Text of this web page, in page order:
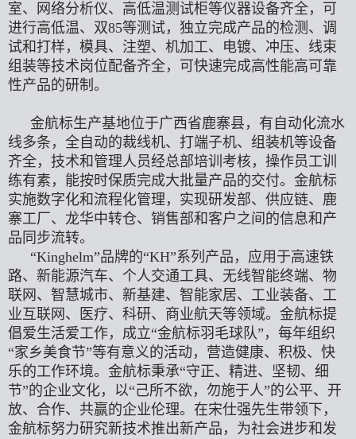
室、网络分析仪、高低温测试柜等仪器设备齐全，可
进行高低温、双85等测试，独立完成产品的检测、调
试和打样，模具、注塑、机加工、电镀、冲压、线束
组装等技术岗位配备齐全，可快速完成高性能高可靠
性产品的研制。
金航标生产基地位于广西省鹿寨县，有自动化流水
线多条，全自动的裁线机、打端子机、组装机等设备
齐全，技术和管理人员经总部培训考核，操作员工训
练有素，能按时保质完成大批量产品的交付。金航标
实施数字化和流程化管理，实现研发部、供应链、鹿
寨工厂、龙华中转仓、销售部和客户之间的信息和产
品同步流转。
“Kinghelm”品牌的“KH”系列产品，应用于高速铁
路、新能源汽车、个人交通工具、无线智能终端、物
联网、智慧城市、新基建、智能家居、工业装备、工
业互联网、医疗、科研、商业航天等领域。金航标提
倡爱生活爱工作，成立“金航标羽毛球队”，每年组织
“家乡美食节”等有意义的活动，营造健康、积极、快
乐的工作环境。金航标秉承“守正、精进、坚韧、细
节”的企业文化，以“己所不欲，勿施于人”的公平、开
放、合作、共赢的企业伦理。在宋仕强先生带领下，
金航标努力研究新技术推出新产品，为社会进步和发